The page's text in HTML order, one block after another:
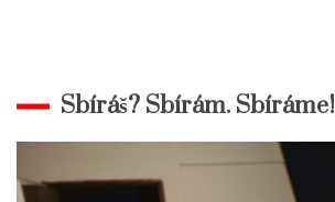
Sbíráš? Sbírám. Sbíráme!